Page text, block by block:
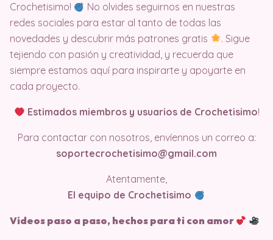
Crochetisimo!
No olvides seguirnos en nuestras
redes sociales para estar al tanto de todas las
novedades y descubrir más patrones gratis
. Sigue
tejiendo con pasión y creatividad, y recuerda que
siempre estamos aquí para inspirarte y apoyarte en
cada proyecto.
Estimados miembros y usuarios de Crochetisimo!
Para contactar con nosotros, envíennos un correo a:
soportecrochetisimo@gmail.com
Atentamente,
El equipo de Crochetisimo
Videos paso a paso, hechos para ti con amor